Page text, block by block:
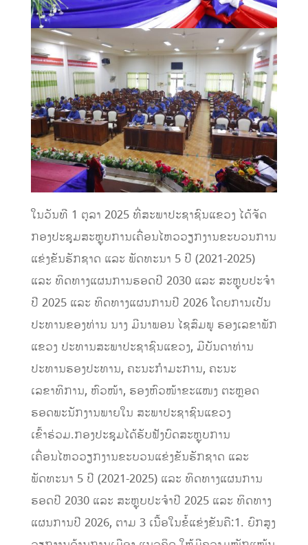
ໃນວັນທີ 1 ຕຸລາ 2025 ທີ່ສະພາປະຊາຊົນແຂວງ ໄດ້ຈັດ
ກອງປະຊຸມສະຫຼຸບການເຄື່ອນໄຫວວຽກງານຂະບວນການ
ແຂ່ງຂັນຮັກຊາດ ແລະ ພັດທະນາ 5 ປີ (2021-2025)
ແລະ ທິດທາງແຜນການຮອດປີ 2030 ແລະ ສະຫຼຸບປະຈໍາ
ປີ 2025 ແລະ ທິດທາງແຜນການປີ 2026 ໂດຍການເປັນ
ປະທານຂອງທ່ານ ນາງ ມີນາພອນ ໄຊສົມພູ ຮອງເລຂາພັກ
ແຂວງ ປະທານສະພາປະຊາຊົນແຂວງ, ມີບັນດາທ່ານ
ປະທານຮອງປະທານ, ຄະນະກໍາມະການ, ຄະນະ
ເລຂາທິການ, ຫົວໜ້າ, ຮອງຫົວໜ້າຂະແໜງ ຕະຫຼອດ
ຮອດພະນັກງານພາຍໃນ ສະພາປະຊາຊົນແຂວງ
ເຂົ້າຮ່ວມ.ກອງປະຊຸມໄດ້ຮັບຟັງບົດສະຫຼຸບການ
ເຄື່ອນໄຫວວຽກງານຂະບວນແຂ່ງຂັນຮັກຊາດ ແລະ
ພັດທະນາ 5 ປີ (2021-2025) ແລະ ທິດທາງແຜນການ
ຮອດປີ 2030 ແລະ ສະຫຼຸບປະຈໍາປີ 2025 ແລະ ທິດທາງ
ແຜນການປີ 2026, ຕາມ 3 ເນື້ອໃນຂໍ້ແຂ່ງຂັນຄື:1. ຍົກສູງ